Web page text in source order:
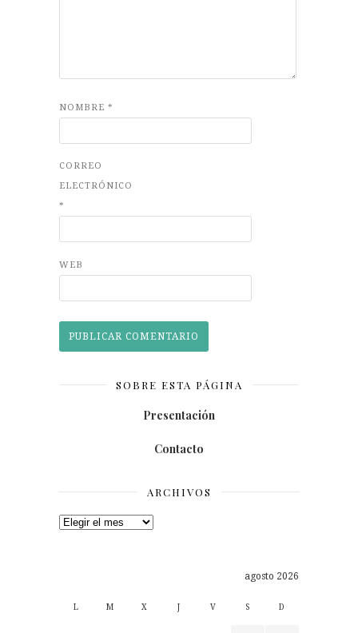
NOMBRE *
CORREO
ELECTRÓNICO
*
WEB
SOBRE ESTA PÁGINA
Presentación
Contacto
ARCHIVOS
Archivos
agosto 2026
L M X J V S D